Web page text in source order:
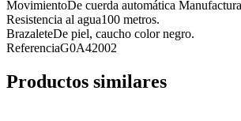
MovimientoDe cuerda automática
Resistencia al agua100 metros.
BrazaleteDe piel, caucho color negro.
ReferenciaG0A42002
Productos similares